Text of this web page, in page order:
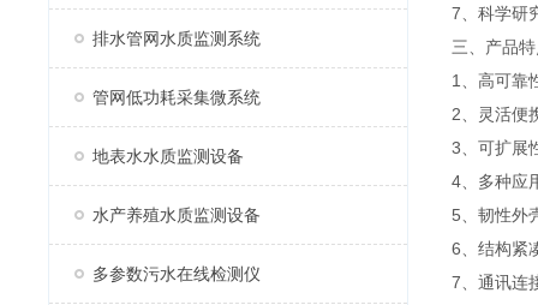
排水管网水质监测系统
管网低功耗采集微系统
地表水水质监测设备
水产养殖水质监测设备
多参数污水在线检测仪
7、科学研
三、产品
1、高可靠
2、灵活便
3、可扩展
4、多种应
5、韧性外
6、结构紧
7、通讯连